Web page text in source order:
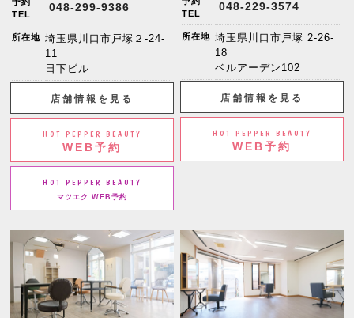
予約
TEL
048-299-9386
所在地 埼玉県川口市戸塚２-24-
11
日下ビル
店舗情報を見る
HOT PEPPER BEAUTY
WEB予約
HOT PEPPER BEAUTY
マツエク WEB予約
TEL
048-229-3574
所在地 埼玉県川口市戸塚 2-26-
18
ベルアーデン102
店舗情報を見る
HOT PEPPER BEAUTY
WEB予約